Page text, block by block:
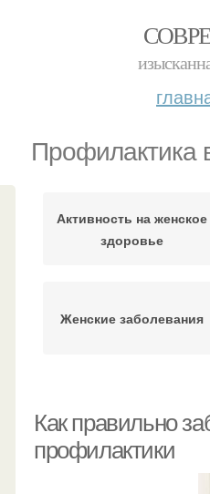
Профилактика
Активность на женское
здоровье
Женские заболевания
Как правильно
профилактики